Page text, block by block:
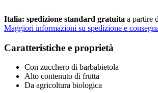
Italia: spedizione standard gratuita a partire
Maggiori informazioni su spedizione e
Caratteristiche e proprietà
Con zucchero di barbabietola
Alto contenuto di frutta
Da agricoltura biologica